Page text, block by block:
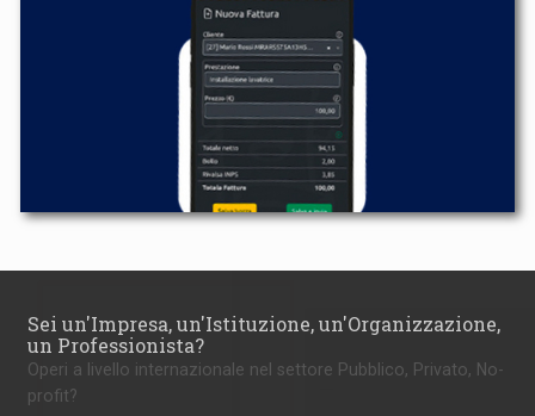
Sei un'Impresa, un'Istituzione, un'Organizzazione,
un Professionista?
Operi a livello internazionale nel settore Pubblico, Privato, No-
profit?